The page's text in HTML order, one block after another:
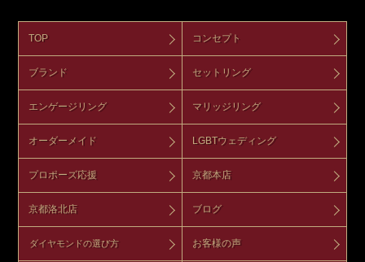
TOP コンセプト
ブランド セットリング
エンゲージリング マリッジリング
オーダーメイド LGBTウェディング
プロポーズ応援 京都本店
京都洛北店 ブログ
ダイヤモンドの選び方 お客様の声